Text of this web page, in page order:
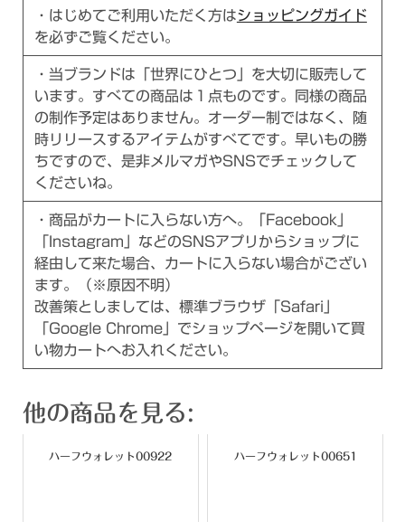
・はじめてご利用いただく方はショッピングガイド
を必ずご覧ください。
・当ブランドは「世界にひとつ」を大切に販売して
います。すべての商品は１点ものです。同様の商品
の制作予定はありません。オーダー制ではなく、随
時リリースするアイテムがすべてです。早いもの勝
ちですので、是非メルマガやSNSでチェックして
くださいね。
・商品がカートに入らない方へ。「Facebook」
「Instagram」などのSNSアプリからショップに
経由して来た場合、カートに入らない場合がござい
ます。（※原因不明）
改善策としましては、標準ブラウザ「Safari」
「Google Chrome」でショップページを開いて買
い物カートへお入れください。
他の商品を見る:
ハーフウォレット00922 ハーフウォレット00651